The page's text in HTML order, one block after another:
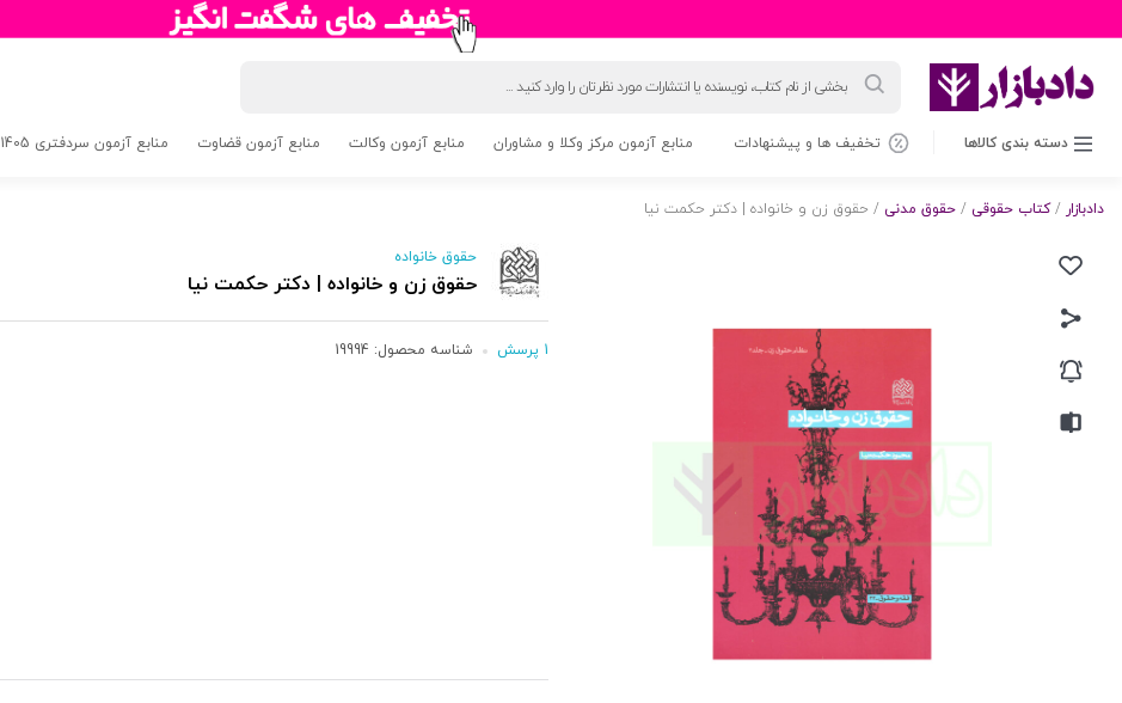
محصولات
دسته بندی کالاها تخفیف ها و پیشنهادات منابع آزمون مرکز وکلا و مشاوران منابع آزمون وکالت منابع آزمون قضاوت منابع آزمون سردفتری 1405
دادبازار /کتاب حقوقی / حقوق مدنی / حقوق زن و خانواده | دکتر حکمت نیا
حقوق خانواده
حقوق زن و خانواده | دکتر حکمت نیا
1 پرسش شناسه محصول: 19994